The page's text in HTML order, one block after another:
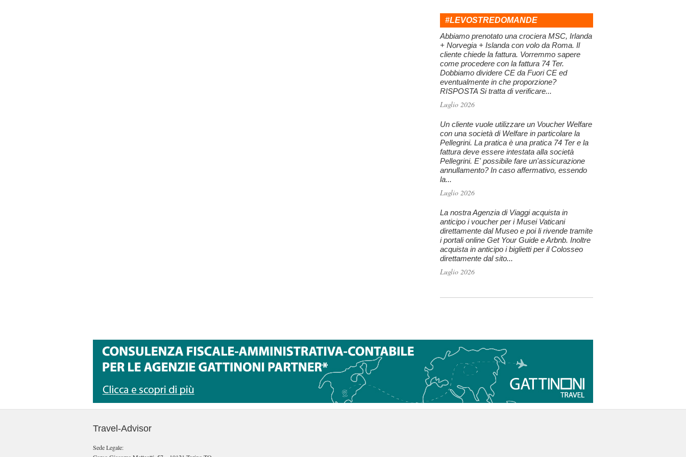
#LEVOSTREDOMANDE
Abbiamo prenotato una crociera MSC, Irlanda
+ Norvegia + Islanda con volo da Roma. Il
cliente chiede la fattura. Vorremmo sapere
come procedere con la fattura 74 Ter.
Dobbiamo dividere CE da Fuori CE ed
eventualmente in che proporzione?
RISPOSTA Si tratta di verificare...
Luglio 2026
Un cliente vuole utilizzare un Voucher Welfare
con una società di Welfare in particolare la
Pellegrini. La pratica è una pratica 74 Ter e la
fattura deve essere intestata alla società
Pellegrini. E' possibile fare un'assicurazione
annullamento? In caso affermativo, essendo
la...
Luglio 2026
La nostra Agenzia di Viaggi acquista in
anticipo i voucher per i Musei Vaticani
direttamente dal Museo e poi li rivende tramite
i portali online Get Your Guide e Arbnb. Inoltre
acquista in anticipo i biglietti per il Colosseo
direttamente dal sito...
Luglio 2026
Travel-Advisor
Sede Legale: